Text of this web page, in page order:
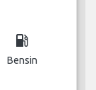
local_gas_station
Bensin